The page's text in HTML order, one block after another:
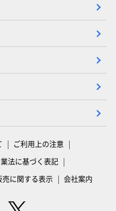
ご利用上の注意
法に基づく表記
売に関する表示 会社案内